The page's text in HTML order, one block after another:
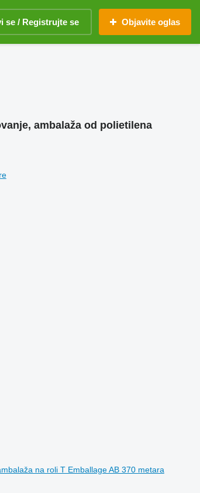
se / Registrujte se Objavite oglas
ambalaža od polietilena
na roli T Emballage AB 370 metara